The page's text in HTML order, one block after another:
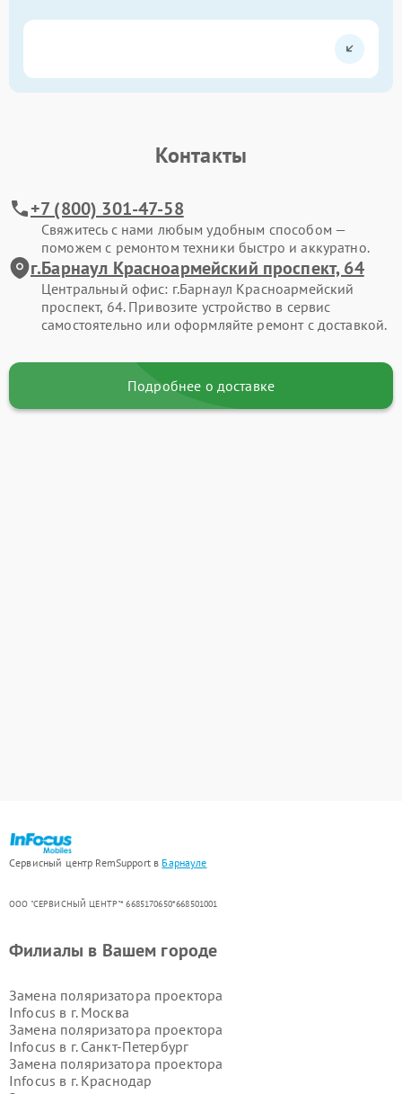
Контакты
+7 (800) 301-47-58
Свяжитесь с нами любым удобным способом —
поможем с ремонтом техники быстро и аккуратно.
г.Барнаул Красноармейский проспект, 64
Центральный офис: г.Барнаул Красноармейский
проспект, 64. Привозите устройство в сервис
самостоятельно или оформляйте ремонт с доставкой.
Подробнее о доставке
Сервисный центр RemSupport в Барнауле
ООО "СЕРВИСНЫЙ ЦЕНТР"* 6685170650*668501001
Филиалы в Вашем городе
Замена поляризатора проектора
Infocus в г. Москва
Замена поляризатора проектора
Infocus в г. Санкт-Петербург
Замена поляризатора проектора
Infocus в г. Краснодар